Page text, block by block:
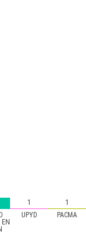
EN
UPYD PACMA
1
1